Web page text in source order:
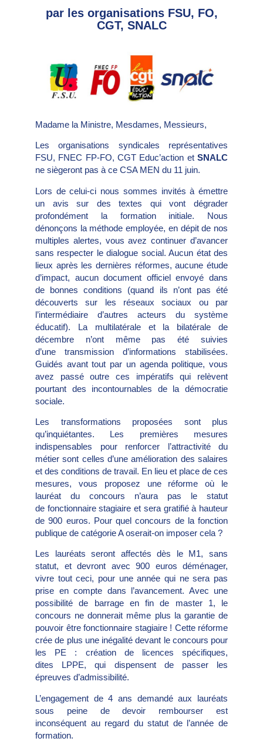
par les organisations FSU, FO,
CGT, SNALC
Madame la Ministre, Mesdames, Messieurs,
Les organisations syndicales représentatives
FSU, FNEC FP-FO, CGT Educ’action et SNALC
ne siègeront pas à ce CSA MEN du 11 juin.
Lors de celui-ci nous sommes invités à émettre
un avis sur des textes qui vont dégrader
profondément la formation initiale. Nous
dénonçons la méthode employée, en dépit de nos
multiples alertes, vous avez continuer d’avancer
sans respecter le dialogue social. Aucun état des
lieux après les dernières réformes, aucune étude
d’impact, aucun document officiel envoyé dans
de bonnes conditions (quand ils n’ont pas été
découverts sur les réseaux sociaux ou par
l’intermédiaire d’autres acteurs du système
éducatif). La multilatérale et la bilatérale de
décembre n’ont même pas été suivies
d’une transmission d’informations stabilisées.
Guidés avant tout par un agenda politique, vous
avez passé outre ces impératifs qui relèvent
pourtant des incontournables de la démocratie
sociale.
Les transformations proposées sont plus
qu’inquiétantes. Les premières mesures
indispensables pour renforcer l’attractivité du
métier sont celles d’une amélioration des salaires
et des conditions de travail. En lieu et place de ces
mesures, vous proposez une réforme où le
lauréat du concours n’aura pas le statut
de fonctionnaire stagiaire et sera gratifié à hauteur
de 900 euros. Pour quel concours de la fonction
publique de catégorie A oserait-on imposer cela ?
Les lauréats seront affectés dès le M1, sans
statut, et devront avec 900 euros déménager,
vivre tout ceci, pour une année qui ne sera pas
prise en compte dans l’avancement. Avec une
possibilité de barrage en fin de master 1, le
concours ne donnerait même plus la garantie de
pouvoir être fonctionnaire stagiaire ! Cette réforme
crée de plus une inégalité devant le concours pour
les PE : création de licences spécifiques,
dites LPPE, qui dispensent de passer les
épreuves d’admissibilité.
L’engagement de 4 ans demandé aux lauréats
sous peine de devoir rembourser est
inconséquent au regard du statut de l’année de
formation.